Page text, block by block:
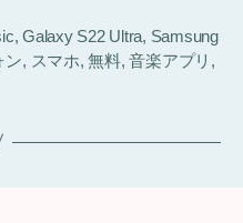
,Galaxy S22 Ultra, Samsung
ン, スマホ,無料,音楽アプリ ,